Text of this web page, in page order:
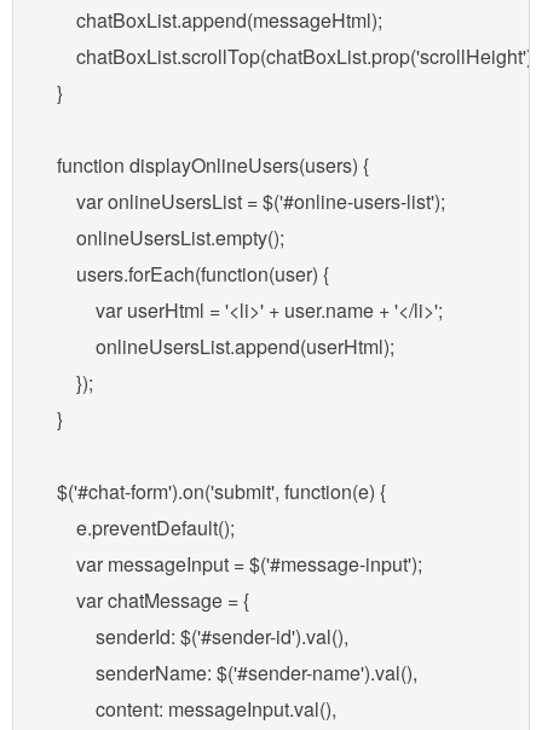
        chatBoxList.append(messageHtml);
        chatBoxList.scrollTop(chatBoxList.prop('scrollHeight'));
    }
    function displayOnlineUsers(users) {
        var onlineUsersList = $('#online-users-list');
        onlineUsersList.empty();
        users.forEach(function(user) {
            var userHtml = '<li>' + user.name + '</li>';
            onlineUsersList.append(userHtml);
        });
    }
    $('#chat-form').on('submit', function(e) {
        e.preventDefault();
        var messageInput = $('#message-input');
        var chatMessage = {
            senderId: $('#sender-id').val(),
            senderName: $('#sender-name').val(),
            content: messageInput.val(),